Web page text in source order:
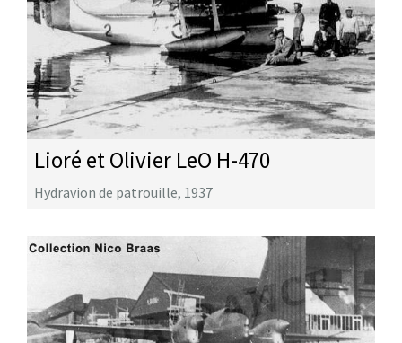
Lioré et Olivier LeO H-470
Hydravion de patrouille, 1937